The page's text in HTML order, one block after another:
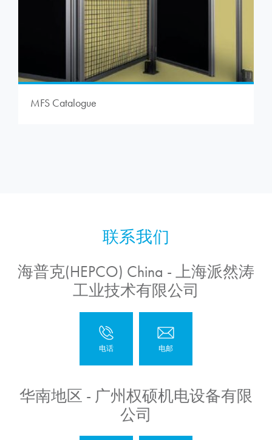
MFS Catalogue
海普克(HEPCO) China - 上海派然涛
工业技术有限公司
华南地区 - 广州权硕机电设备有限
公司